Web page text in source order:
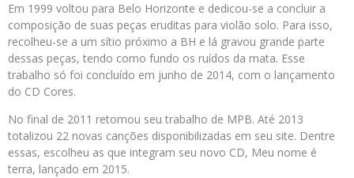
Em 1999 voltou para Belo Horizonte e dedicou-se a concluir a
composição de suas peças eruditas para violão solo. Para isso,
recolheu-se a um sítio próximo a BH e lá gravou grande parte
dessas peças, tendo como fundo os ruídos da mata. Esse
trabalho só foi concluído em junho de 2014, com o lançamento
do CD Cores.
No final de 2011 retomou seu trabalho de MPB. Até 2013
totalizou 22 novas canções disponibilizadas em seu site. Dentre
essas, escolheu as que integram seu novo CD, Meu nome é
terra, lançado em 2015.